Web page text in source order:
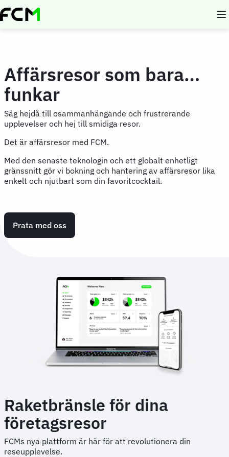
Skip
to
Affärsresor som bara…
funkar
Säg hejdå till osammanhängande och frustrerande
upplevelser och hej till smidiga resor.
Det är affärsresor med FCM.
Med den senaste teknologin och ett globalt enhetligt
gränssnitt gör vi bokning och hantering av affärsresor lika
enkelt och njutbart som din favoritcocktail.
Prata med oss
Raketbränsle för dina
företagsresor
FCMs nya plattform är här för att revolutionera din
reseupplevelse.